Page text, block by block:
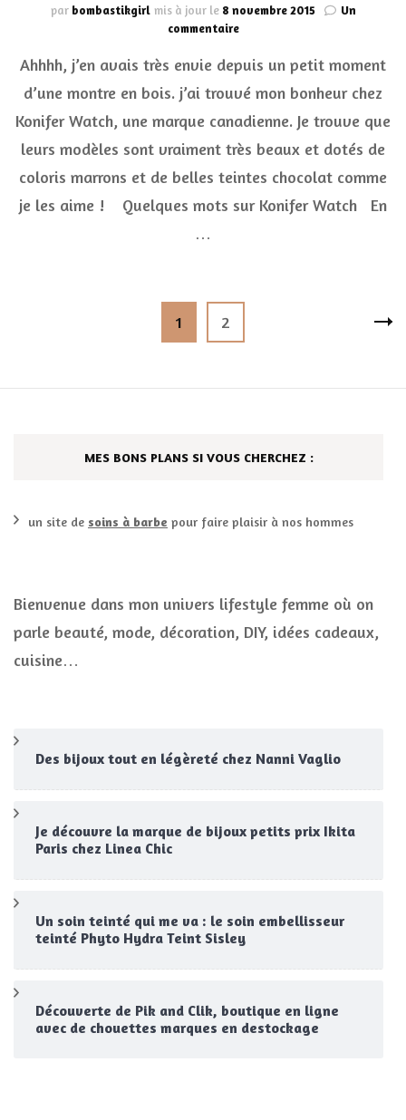
par bombastikgirl mis à jour le 8 novembre 2015
Un
commentairesur
nature
l’honneur
avec
montres
en
Konifer
Ahhhh, j’en avais très envie depuis un petit moment
d’une montre en bois. j’ai trouvé mon bonheur chez
Konifer Watch, une marque canadienne. Je trouve que
leurs modèles sont vraiment très beaux et dotés de
coloris marrons et de belles teintes chocolat comme
je les aime ! Quelques mots sur Konifer Watch En
…
Page
1 Page
2
MES BONS PLANS SI VOUS CHERCHEZ :
un site de soins à barbe pour faire plaisir à nos hommes
Bienvenue dans mon univers lifestyle femme où on
parle beauté, mode, décoration, DIY, idées cadeaux,
cuisine…
Des bijoux tout en légèreté chez Nanni Vaglio
Je découvre la marque de bijoux petits prix Ikita
Paris chez Linea Chic
Un soin teinté qui me va : le soin embellisseur
teinté Phyto Hydra Teint Sisley
Découverte de Pik and Clik, boutique en ligne
avec de chouettes marques en destockage